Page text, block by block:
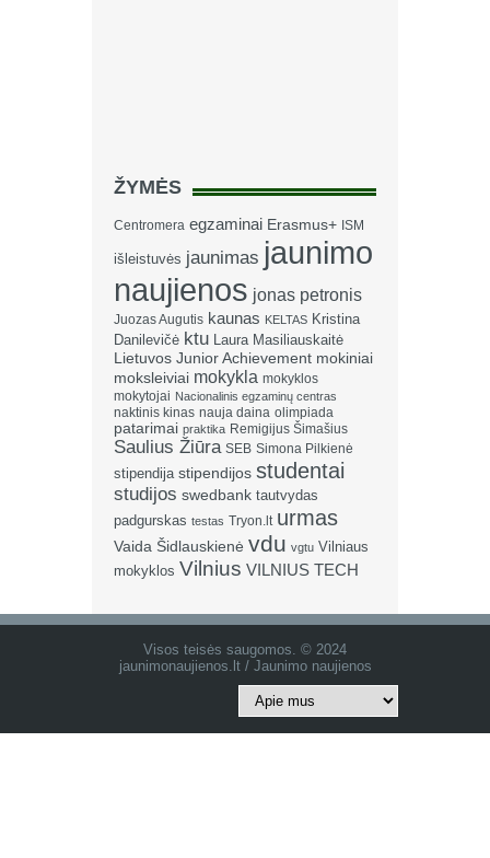
ŽYMĖS
Centromera egzaminai Erasmus+ ISM
išleistuvės jaunimas jaunimo
naujienos jonas petronis
Juozas Augutis kaunas KELTAS Kristina
Danilevičė ktu Laura Masiliauskaitė
Lietuvos Junior Achievement mokiniai
moksleiviai mokykla mokyklos
mokytojai Nacionalinis egzaminų centras
naktinis kinas nauja daina olimpiada
patarimai praktika Remigijus Šimašius
Saulius Žiūra SEB Simona Pilkienė
stipendija stipendijos studentai
studijos swedbank tautvydas
padgurskas testas Tryon.lt urmas
Vaida Šidlauskienė vdu vgtu Vilniaus
mokyklos Vilnius VILNIUS TECH
Visos teisės saugomos. © 2024
jaunimonaujienos.lt / Jaunimo naujienos